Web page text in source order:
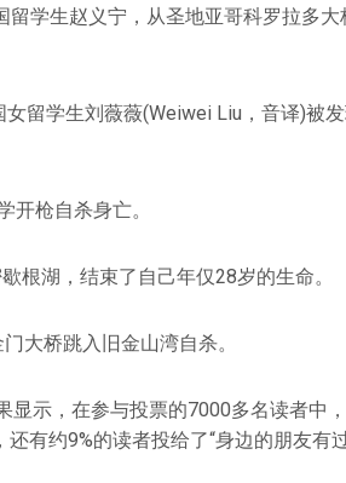
学生赵义宁，从圣地亚哥科罗拉多大
留学生刘薇薇(Weiwei Liu，音译)被
枪自杀身亡。
根湖，结束了自己年仅28岁的生命。
大桥跳入旧金山湾自杀。
示，在参与投票的7000多名读者中
有约9%的读者投给了“身边的朋友有